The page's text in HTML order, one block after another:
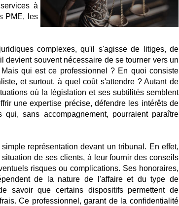
à
PME, les
complexes, qu'il s'agisse de litiges, de
souvent nécessaire de se tourner vers un
qui est ce professionnel ? En quoi consiste
et surtout, à quel coût s'attendre ? Autant de
où la législation et ses subtilités semblent
une expertise précise, défendre les intérêts de
sans accompagnement, pourraient paraître
représentation devant un tribunal. En effet,
de ses clients, à leur fournir des conseils
risques ou complications. Ses honoraires,
de la nature de l'affaire et du type de
savoir que certains dispositifs permettent de
Ce professionnel, garant de la confidentialité